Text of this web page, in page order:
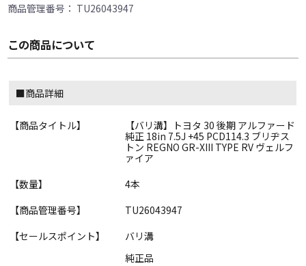
商品管理番号： TU26043947
この商品について
■商品詳細
【商品タイトル】
【バリ溝】トヨタ 30 後期 アルファード
純正 18in 7.5J +45 PCD114.3 ブリヂス
トン REGNO GR-XIII TYPE RV ヴェルフ
ァイア
【数量】
4本
【商品管理番号】
TU26043947
【セールスポイント】
バリ溝
純正品